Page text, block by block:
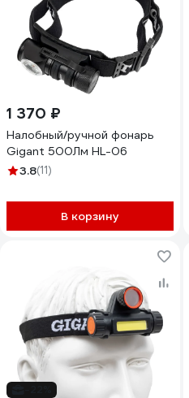
1 370 ₽
Налобный/ручной фонарь
Gigant 500Лм HL-06
3.8(11)
В корзину